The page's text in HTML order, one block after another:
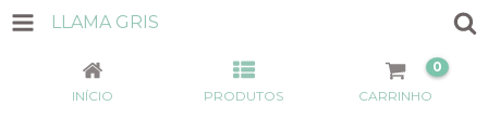
LLAMA GRIS
INÍCIO PRODUTOS CARRINHO
0